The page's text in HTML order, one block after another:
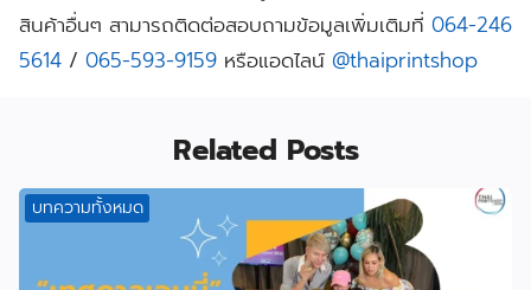
สินค้าอื่นๆ สามารถติดต่อสอบถามข้อมูลเพิ่มเติมที่ 064-246
5614 / 065-593-9159 หรือแอดไลน์ @thaiprintshop
Related Posts
บทความทั้งหมด